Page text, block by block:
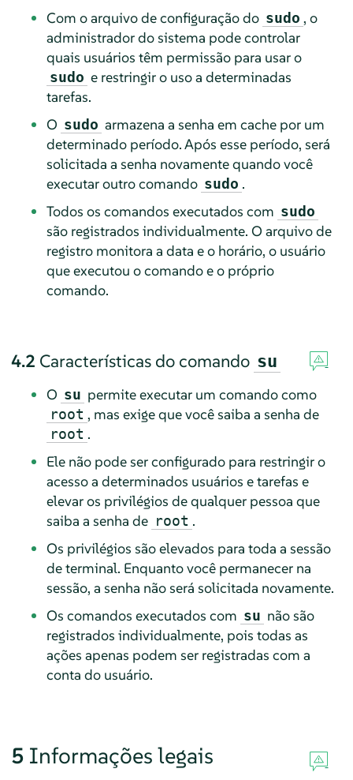
Com o arquivo de configuração do sudo , o
administrador do sistema pode controlar
quais usuários têm permissão para usar o
sudo e restringir o uso a determinadas
tarefas.
O sudo armazena a senha em cache por um
determinado período. Após esse período, será
solicitada a senha novamente quando você
executar outro comando sudo .
Todos os comandos executados com sudo
são registrados individualmente. O arquivo de
registro monitora a data e o horário, o usuário
que executou o comando e o próprio
comando.
4.2 Características do comando su
O su permite executar um comando como
root , mas exige que você saiba a senha de
root .
Ele não pode ser configurado para restringir o
acesso a determinados usuários e tarefas e
elevar os privilégios de qualquer pessoa que
saiba a senha de root .
Os privilégios são elevados para toda a sessão
de terminal. Enquanto você permanecer na
sessão, a senha não será solicitada novamente.
Os comandos executados com su não são
registrados individualmente, pois todas as
ações apenas podem ser registradas com a
conta do usuário.
5 Informações legais